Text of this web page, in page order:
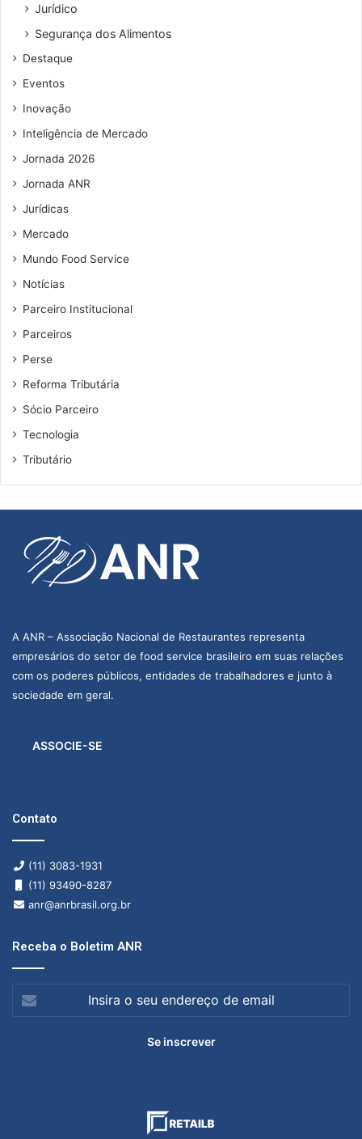
e
e
a
i
Jurídico
Segurança dos Alimentos
Destaque
Eventos
Inovação
Inteligência de Mercado
Jornada 2026
Jornada ANR
Jurídicas
Mercado
Mundo Food Service
Notícias
Parceiro Institucional
Parceiros
Perse
Reforma Tributária
Sócio Parceiro
Tecnologia
Tributário
A ANR – Associação Nacional de Restaurantes representa
empresários do setor de food service brasileiro em suas relações
com os poderes públicos, entidades de trabalhadores e junto à
sociedade em geral.
ASSOCIE-SE
Contato
(11) 3083-1931
(11) 93490-8287
anr@anrbrasil.org.br
Receba o Boletim ANR